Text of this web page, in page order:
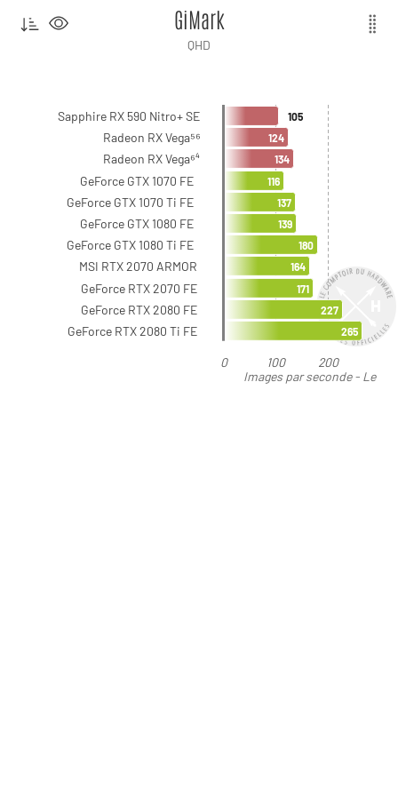
Images par seconde - Le
GiMark
QHD
0 100 200
Sapphire RX 590 Nitro+ SE
Radeon RX Vega⁵⁶
Radeon RX Vega⁶⁴
GeForce GTX 1070 FE
GeForce GTX 1070 Ti FE
GeForce GTX 1080 FE
GeForce GTX 1080 Ti FE
MSI RTX 2070 ARMOR
GeForce RTX 2070 FE
GeForce RTX 2080 FE
GeForce RTX 2080 Ti FE
124
134
116
137
139
180
164
171
227
265
105